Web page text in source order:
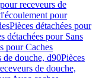
receveurs de
pour
Pièces détachées pour
détachées pour Sans
pour Caches
de douche, d90Pièces
de douche,